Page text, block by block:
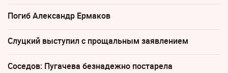
Погиб Александр Ермаков
Слуцкий выступил с прощальным заявлением
Соседов: Пугачева безнадежно постарела